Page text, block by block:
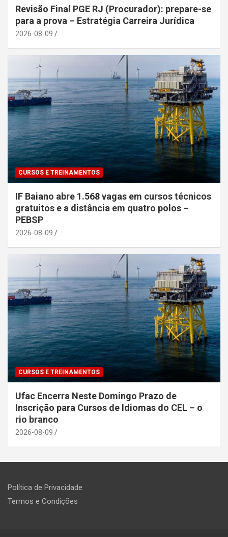
Revisão Final PGE RJ (Procurador): prepare-se
para a prova – Estratégia Carreira Jurídica
2026-08-09
CURSOS E TREINAMENTOS
IF Baiano abre 1.568 vagas em cursos técnicos
gratuitos e a distância em quatro polos –
PEBSP
2026-08-09
CURSOS E TREINAMENTOS
Ufac Encerra Neste Domingo Prazo de
Inscrição para Cursos de Idiomas do CEL – o
rio branco
2026-08-09
Política de Privacidade
Termos e Condições